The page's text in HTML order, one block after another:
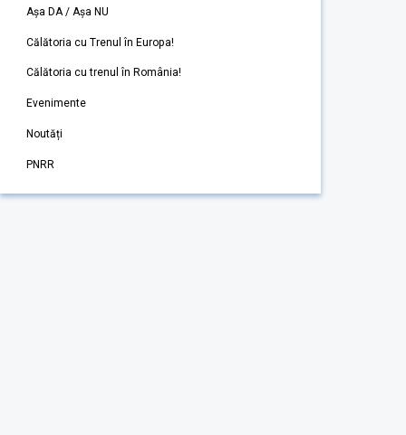
Așa DA / Așa NU
Călătoria cu Trenul în Europa!
Călătoria cu trenul în România!
Evenimente
Noutăți
PNRR